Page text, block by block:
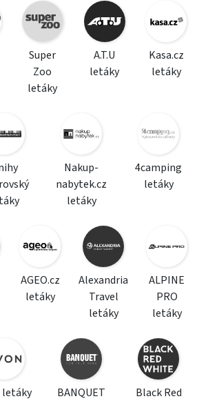
Super
Zoo
letáky
A.T.U
letáky
Kasa.cz
letáky
Nakup-
nabytek.cz
letáky
4camping
letáky
AGEO.cz
letáky
Alexandria
Travel
letáky
ALPINE
PRO
letáky
letáky
BANQUET
Black Red